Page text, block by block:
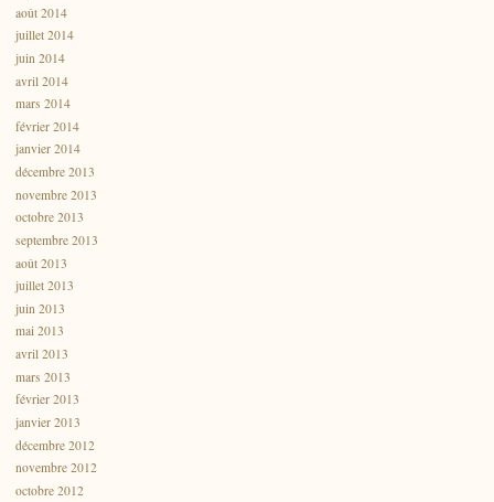
août 2014
juillet 2014
juin 2014
avril 2014
mars 2014
février 2014
janvier 2014
décembre 2013
novembre 2013
octobre 2013
septembre 2013
août 2013
juillet 2013
juin 2013
mai 2013
avril 2013
mars 2013
février 2013
janvier 2013
décembre 2012
novembre 2012
octobre 2012